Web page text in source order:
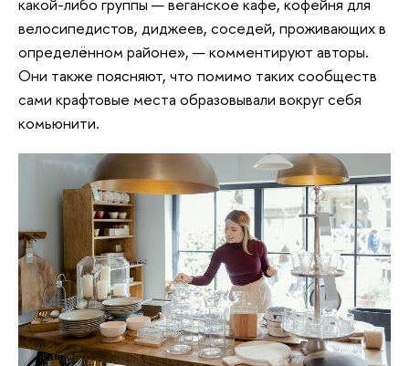
велосипедистов, диджеев, соседей, проживающих в
определённом районе», — комментируют авторы.
Они также поясняют, что помимо таких сообществ
сами крафтовые места образовывали вокруг себя
комьюнити.